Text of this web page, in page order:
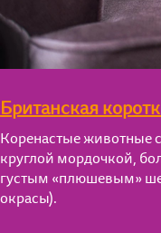
Британская
Коренастые животные
круглой мордочкой,
густым «плюшевым»
окрасы).